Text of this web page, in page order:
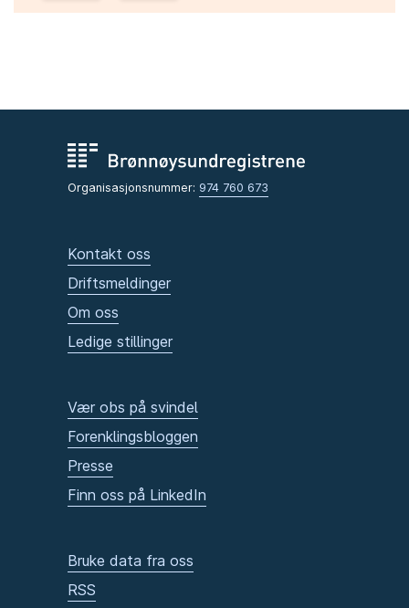
Organisasjonsnummer: 974 760 673
Kontakt oss
Driftsmeldinger
Om oss
Ledige stillinger
Vær obs på svindel
Forenklingsbloggen
Presse
Finn oss på LinkedIn
Bruke data fra oss
RSS